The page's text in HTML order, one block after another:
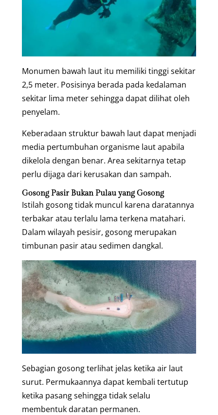
Monumen bawah laut itu memiliki tinggi sekitar
2,5 meter. Posisinya berada pada kedalaman
sekitar lima meter sehingga dapat dilihat oleh
penyelam.
Keberadaan struktur bawah laut dapat menjadi
media pertumbuhan organisme laut apabila
dikelola dengan benar. Area sekitarnya tetap
perlu dijaga dari kerusakan dan sampah.
Gosong Pasir Bukan Pulau yang Gosong
Istilah gosong tidak muncul karena daratannya
terbakar atau terlalu lama terkena matahari.
Dalam wilayah pesisir, gosong merupakan
timbunan pasir atau sedimen dangkal.
Sebagian gosong terlihat jelas ketika air laut
surut. Permukaannya dapat kembali tertutup
ketika pasang sehingga tidak selalu
membentuk daratan permanen.